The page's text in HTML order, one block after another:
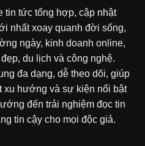
tin tức tổng hợp, cập nhật
nhất xoay quanh đời sống,
ngày, kinh doanh online,
du lịch và công nghệ.
đa dạng, dễ theo dõi, giúp
xu hướng và sự kiện nổi bật
đến trải nghiệm đọc tin
tin cậy cho mọi độc giả.